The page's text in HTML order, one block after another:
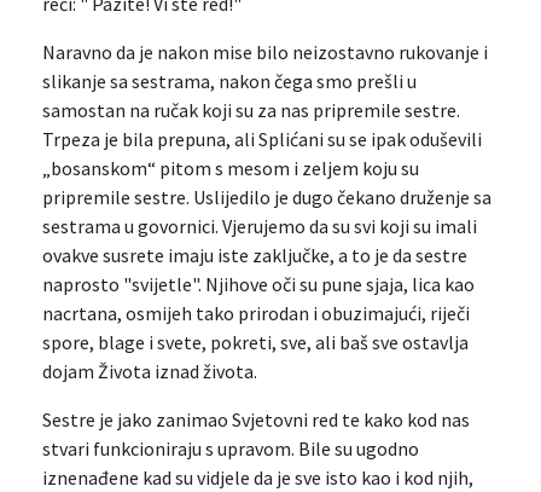
Naravno da je nakon mise bilo neizostavno rukovanje i
slikanje sa sestrama, nakon čega smo prešli u
samostan na ručak koji su za nas pripremile sestre.
Trpeza je bila prepuna, ali Splićani su se ipak oduševili
„bosanskom“ pitom s mesom i zeljem koju su
pripremile sestre. Uslijedilo je dugo čekano druženje sa
sestrama u govornici. Vjerujemo da su svi koji su imali
ovakve susrete imaju iste zaključke, a to je da sestre
naprosto "svijetle". Njihove oči su pune sjaja, lica kao
nacrtana, osmijeh tako prirodan i obuzimajući, riječi
spore, blage i svete, pokreti, sve, ali baš sve ostavlja
dojam Života iznad života.
Sestre je jako zanimao Svjetovni red te kako kod nas
stvari funkcioniraju s upravom. Bile su ugodno
iznenađene kad su vidjele da je sve isto kao i kod njih,